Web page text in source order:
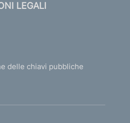
LEGALI
delle chiavi pubbliche